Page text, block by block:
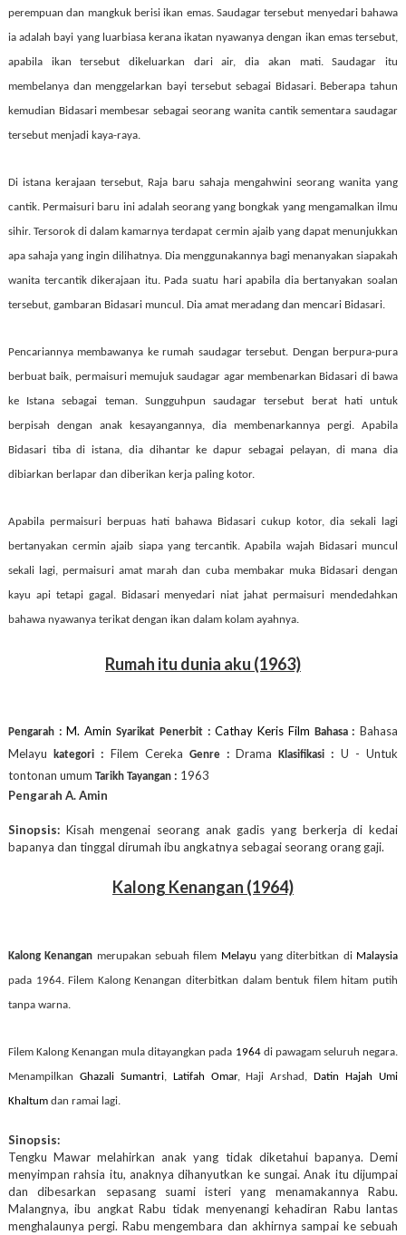
perempuan dan mangkuk berisi ikan emas. Saudagar tersebut menyedari bahawa
ia adalah bayi yang luarbiasa kerana ikatan nyawanya dengan ikan emas tersebut,
apabila ikan tersebut dikeluarkan dari air, dia akan mati. Saudagar itu
membelanya dan menggelarkan bayi tersebut sebagai Bidasari. Beberapa tahun
kemudian Bidasari membesar sebagai seorang wanita cantik sementara saudagar
tersebut menjadi kaya-raya.
Di istana kerajaan tersebut, Raja baru sahaja mengahwini seorang wanita yang
cantik. Permaisuri baru ini adalah seorang yang bongkak yang mengamalkan ilmu
sihir. Tersorok di dalam kamarnya terdapat cermin ajaib yang dapat menunjukkan
apa sahaja yang ingin dilihatnya. Dia menggunakannya bagi menanyakan siapakah
wanita tercantik dikerajaan itu. Pada suatu hari apabila dia bertanyakan soalan
tersebut, gambaran Bidasari muncul. Dia amat meradang dan mencari Bidasari.
Pencariannya membawanya ke rumah saudagar tersebut. Dengan berpura-pura
berbuat baik, permaisuri memujuk saudagar agar membenarkan Bidasari di bawa
ke Istana sebagai teman. Sungguhpun saudagar tersebut berat hati untuk
berpisah dengan anak kesayangannya, dia membenarkannya pergi. Apabila
Bidasari tiba di istana, dia dihantar ke dapur sebagai pelayan, di mana dia
dibiarkan berlapar dan diberikan kerja paling kotor.
Apabila permaisuri berpuas hati bahawa Bidasari cukup kotor, dia sekali lagi
bertanyakan cermin ajaib siapa yang tercantik. Apabila wajah Bidasari muncul
sekali lagi, permaisuri amat marah dan cuba membakar muka Bidasari dengan
kayu api tetapi gagal. Bidasari menyedari niat jahat permaisuri mendedahkan
bahawa nyawanya terikat dengan ikan dalam kolam ayahnya.
Rumah itu dunia aku (1963)
Pengarah : M. Amin Syarikat Penerbit : Cathay Keris Film Bahasa : Bahasa
Melayu
kategori : Filem Cereka Genre : DramaKlasifikasi :
U - Untuk
tontonan umum Tarikh Tayangan : 1963
Pengarah A. Amin
Sinopsis: Kisah mengenai seorang anak gadis yang berkerja di kedai
bapanya dan tinggal dirumah ibu angkatnya sebagai seorang orang gaji.
Kalong Kenangan (1964)
Kalong Kenangan merupakan sebuah filem Melayu yang diterbitkan di Malaysia
pada 1964. Filem Kalong Kenangan diterbitkan dalam bentuk filem hitam putih
tanpa warna.
Filem Kalong Kenangan mula ditayangkan pada 1964di pawagam seluruh negara.
Menampilkan Ghazali Sumantri, Latifah Omar, Haji Arshad, Datin Hajah Umi
Khaltumdan ramai lagi.
Sinopsis:
Tengku Mawar melahirkan anak yang tidak diketahui bapanya. Demi
menyimpan rahsia itu, anaknya dihanyutkan ke sungai. Anak itu dijumpai
dan dibesarkan sepasang suami isteri yang menamakannya Rabu.
Malangnya, ibu angkat Rabu tidak menyenangi kehadiran Rabu lantas
menghalaunya pergi. Rabu mengembara dan akhirnya sampai ke sebuah